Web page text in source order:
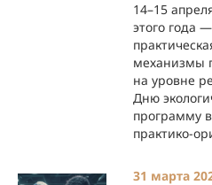
14–15
этого года
механизмы
на уровне
Дню
программу
практико-
31 марта